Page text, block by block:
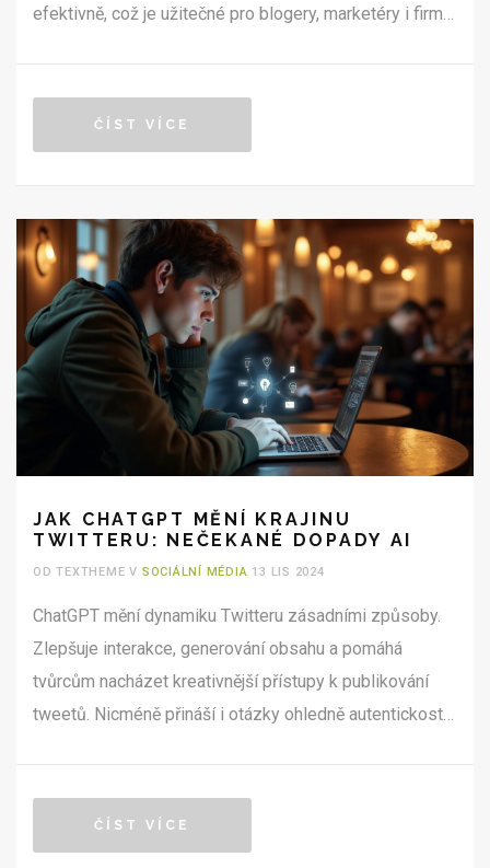
efektivně, což je užitečné pro blogery, marketéry i firmy.
aspekty a možnosti využití ChatGPT v moderním
ČÍST VÍCE
JAK CHATGPT MĚNÍ KRAJINU
TWITTERU: NEČEKANÉ DOPADY AI
OD TEXTHEME V SOCIÁLNÍ MÉDIA 13 LIS 2024
ChatGPT mění dynamiku Twitteru zásadními způsoby.
Zlepšuje interakce, generování obsahu a pomáhá
tvůrcům nacházet kreativnější přístupy k publikování
tweetů. Nicméně přináší i otázky ohledně autentickosti
ČÍST VÍCE